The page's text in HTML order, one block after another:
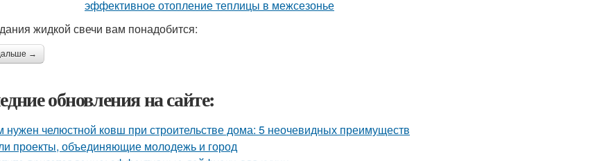
жидкой свечи вам понадобится:
→
обновления на сайте:
нужен челюстной ковш при строительстве дома: 5 неочевидных преимуществ
проекты, объединяющие молодежь и город